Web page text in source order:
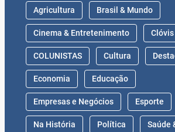
Agricultura Brasil & Mundo
Cinema & Entretenimento
COLUNISTAS Cultura
Economia Educação
Empresas e Negócios Esporte
Na História Política Saúde